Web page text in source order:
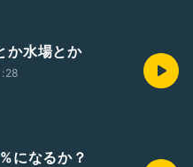
か水場とか
になるか？